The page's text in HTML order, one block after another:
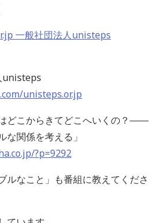
一般社団法人unisteps
unisteps
unisteps.or.jp
どこからきてどこへいくの？――
な関係を考える」
?p=9292
なこと」も番組に教えてくださ